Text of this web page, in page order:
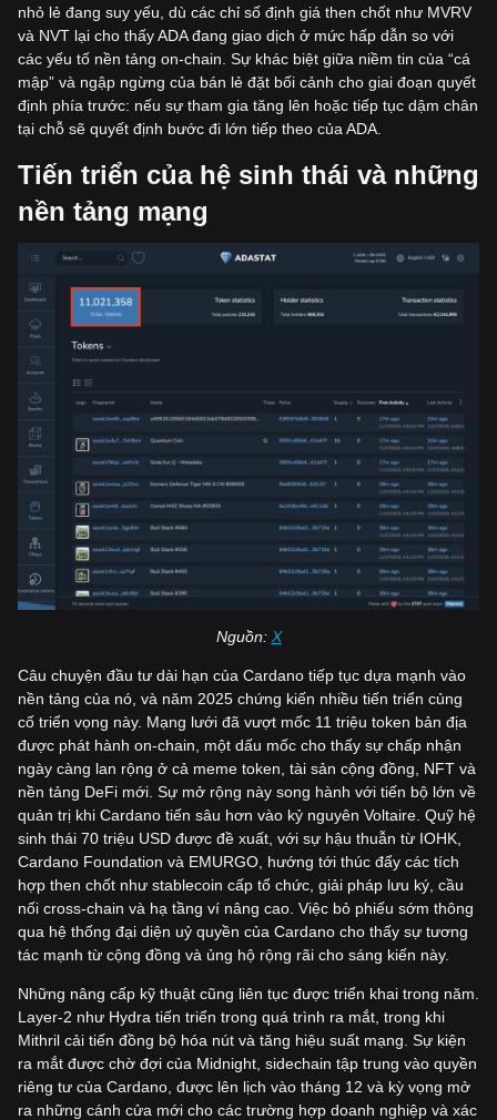
nhỏ lẻ đang suy yếu, dù các chỉ số định giá then chốt như MVRV
và NVT lại cho thấy ADA đang giao dịch ở mức hấp dẫn so với
các yếu tố nền tảng on-chain. Sự khác biệt giữa niềm tin của “cá
mập” và ngập ngừng của bán lẻ đặt bối cảnh cho giai đoạn quyết
định phía trước: nếu sự tham gia tăng lên hoặc tiếp tục dậm chân
tại chỗ sẽ quyết định bước đi lớn tiếp theo của ADA.
Tiến triển của hệ sinh thái và những
nền tảng mạng
Nguồn: X
Câu chuyện đầu tư dài hạn của Cardano tiếp tục dựa mạnh vào
nền tảng của nó, và năm 2025 chứng kiến nhiều tiến triển củng
cố triển vọng này. Mạng lưới đã vượt mốc 11 triệu token bản địa
được phát hành on-chain, một dấu mốc cho thấy sự chấp nhận
ngày càng lan rộng ở cả meme token, tài sản cộng đồng, NFT và
nền tảng DeFi mới. Sự mở rộng này song hành với tiến bộ lớn về
quản trị khi Cardano tiến sâu hơn vào kỷ nguyên Voltaire. Quỹ hệ
sinh thái 70 triệu USD được đề xuất, với sự hậu thuẫn từ IOHK,
Cardano Foundation và EMURGO, hướng tới thúc đẩy các tích
hợp then chốt như stablecoin cấp tổ chức, giải pháp lưu ký, cầu
nối cross-chain và hạ tầng ví nâng cao. Việc bỏ phiếu sớm thông
qua hệ thống đại diện uỷ quyền của Cardano cho thấy sự tương
tác mạnh từ cộng đồng và ủng hộ rộng rãi cho sáng kiến này.
Những nâng cấp kỹ thuật cũng liên tục được triển khai trong năm.
Layer-2 như Hydra tiến triển trong quá trình ra mắt, trong khi
Mithril cải tiến đồng bộ hóa nút và tăng hiệu suất mạng. Sự kiện
ra mắt được chờ đợi của Midnight, sidechain tập trung vào quyền
riêng tư của Cardano, được lên lịch vào tháng 12 và kỳ vọng mở
ra những cánh cửa mới cho các trường hợp doanh nghiệp và xác